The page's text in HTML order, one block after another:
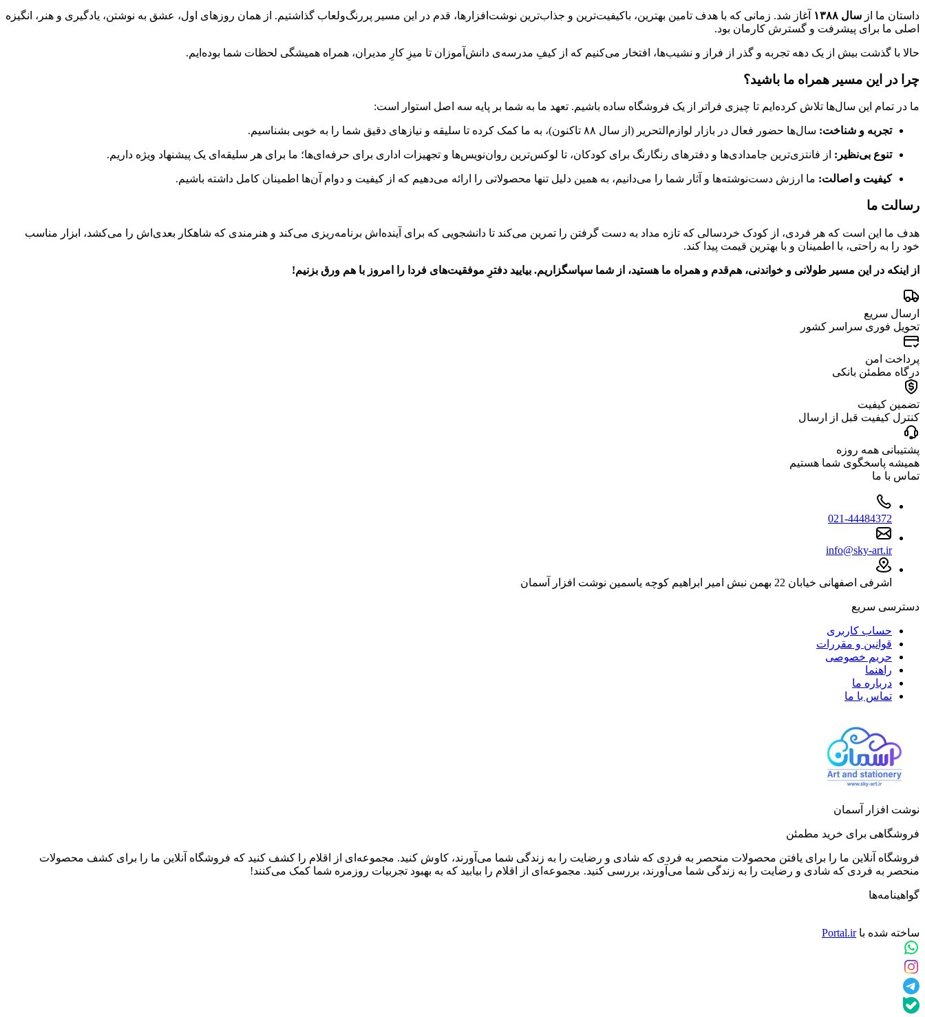
داستان ما از سال ۱۳۸۸
آغاز شد. زمانی که با هدف تامین بهترین، باکیفیت‌ترین و جذاب‌ترین نوشت‌افزارها، قدم در این مسیر پررنگ‌ولعاب گذاشتیم. از همان روزهای اول، عشق به نوشتن، یادگیری و هنر، انگیزه
اصلی ما برای پیشرفت و گسترش کارمان بود.
حالا با گذشت بیش از یک دهه تجربه و گذر از فراز و نشیب‌ها، افتخار می‌کنیم که از کیفِ مدرسه‌ی دانش‌آموزان تا میزِ کارِ مدیران، همراه همیشگی لحظات شما بوده‌ایم.
چرا در این مسیر همراه ما باشید؟
ما در تمام این سال‌ها تلاش کرده‌ایم تا چیزی فراتر از یک فروشگاه ساده باشیم. تعهد ما به شما بر پایه سه اصل استوار است:
تجربه و شناخت: سال‌ها حضور فعال در بازار لوازم‌التحریر (از سال ۸۸ تاکنون)، به ما کمک کرده تا سلیقه و نیازهای دقیق شما را به خوبی بشناسیم.
تنوع بی‌نظیر: از فانتزی‌ترین جامدادی‌ها و دفترهای رنگارنگ برای کودکان، تا لوکس‌ترین روان‌نویس‌ها و تجهیزات اداری برای حرفه‌ای‌ها؛ ما برای هر سلیقه‌ای یک پیشنهاد ویژه داریم.
کیفیت و اصالت: ما ارزش دست‌نوشته‌ها و آثار شما را می‌دانیم، به همین دلیل تنها محصولاتی را ارائه می‌دهیم که از کیفیت و دوام آن‌ها اطمینان کامل داشته باشیم.
رسالت ما
هدف ما این است که هر فردی، از کودک خردسالی که تازه مداد به دست گرفتن را تمرین می‌کند تا دانشجویی که برای آینده‌اش برنامه‌ریزی می‌کند و هنرمندی که شاهکار بعدی‌اش را می‌کشد، ابزار مناسب
خود را به راحتی، با اطمینان و با بهترین قیمت پیدا کند.
از اینکه در این مسیر طولانی و خواندنی، هم‌قدم و همراه ما هستید، از شما سپاسگزاریم. بیایید دفترِ موفقیت‌های فردا را امروز با هم ورق بزنیم!
ارسال سریع
تحویل فوری سراسر کشور
پرداخت امن
درگاه مطمئن بانکی
تضمین کیفیت
کنترل کیفیت قبل از ارسال
پشتیبانی همه روزه
همیشه پاسخگوی شما هستیم
تماس با ما
021-44484372
info@sky-art.ir
اشرفی اصفهانی خیابان 22 بهمن نبش امیر ابراهیم کوچه یاسمین نوشت افزار آسمان
دسترسی سریع
حساب کاربری
قوانین و مقررات
حریم خصوصی
راهنما
درباره ما
تماس با ما
نوشت افزار آسمان
فروشگاهی برای خرید مطمئن
فروشگاه آنلاین ما را برای یافتن محصولات منحصر به فردی که شادی و رضایت را به زندگی شما می‌آورند، کاوش کنید. مجموعه‌ای از اقلام را کشف کنید که فروشگاه آنلاین ما را برای کشف محصولات
منحصر به فردی که شادی و رضایت را به زندگی شما می‌آورند، بررسی کنید. مجموعه‌ای از اقلام را بیابید که به بهبود تجربیات روزمره شما کمک می‌کنند!
گواهینامه‌ها
ساخته شده باPortal.ir